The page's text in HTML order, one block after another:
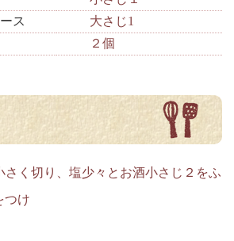
ス
大さじ1
２個
さく切り、塩少々とお酒小さじ２をふ
つけ
。